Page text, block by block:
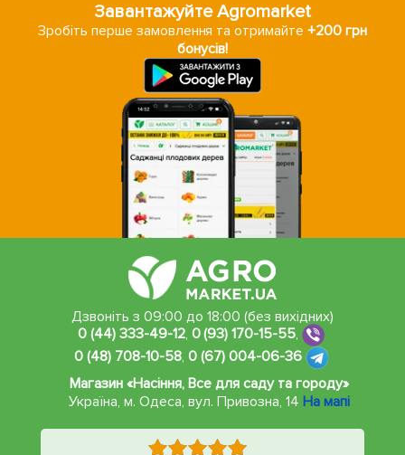
Завантажуйте Agromarket
Зробіть перше замовлення та отримайте+200 грн
бонусів!
Дзвоніть з 09:00 до 18:00 (без вихідних)
0 (44) 333-49-12, 0 (93) 170-15-55,
0 (48) 708-10-58, 0 (67) 004-06-36
Магазин «Насіння, Все для саду та городу»
Україна, м. Одеса,вул. Привозна, 14 На мапі